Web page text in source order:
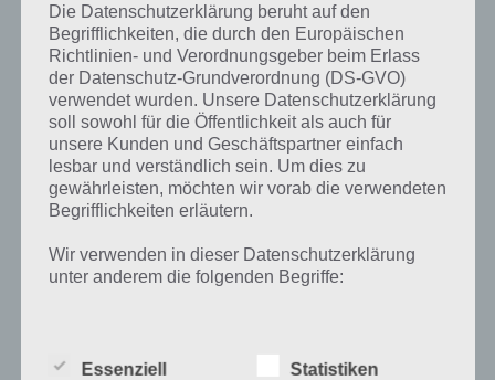
Eine Besonderheit des Sports ist der E-Sport. Der sportliche
Wettkampf findet hier mit Hilfe von Computerspielen statt. Ein
solches Computerspiel weißt dabei einen Mehrspielermodus auf.
Teilweise gibt es bei solchen E-Sport-Events Preisgelder von über 1
Million Dollar. Um bei solchen Verantstaltungen erfolgreich zu sein,
benötigt der Spieler eine hervorragende Beherrschung des
Computerspiels, aber auch verschiedene motorische (vor allem die
Hand-Augen Koordination oder die Reaktionsgeschwindigkeit) und
geistige Fähigkeiten (vorausschauendes Denken).
Tweet auf Twitter
Die Datenschutzerklärung beruht auf den
Begrifflichkeiten, die durch den Europäischen
Richtlinien- und Verordnungsgeber beim Erlass
der Datenschutz-Grundverordnung (DS-GVO)
verwendet wurden. Unsere Datenschutzerklärung
soll sowohl für die Öffentlichkeit als auch für
unsere Kunden und Geschäftspartner einfach
lesbar und verständlich sein. Um dies zu
gewährleisten, möchten wir vorab die verwendeten
Begrifflichkeiten erläutern.
Wir verwenden in dieser Datenschutzerklärung
unter anderem die folgenden Begriffe:
Essenziell Statistiken